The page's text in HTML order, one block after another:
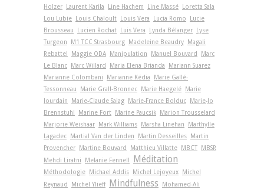
Holzer
Laurent Karila Line Hachem Line Massé
Loretta Sala
Lou Lubie
Louis Chaloult Louis Vera Lucia Romo
Lucie
Brousseau
Lucien Rochat Luis Vera Lynda Bélanger
Lyse
Turgeon
M1 TCC Strasbourg Madeleine Beaudry
Magali
Rebattel
Maggie ODA Manipulation Manuel Bouvard
Marc
Le Blanc
Marc Willard Maria Elena Brianda
Mariann Suarez
Marianne Colombani
Marianne Kédia
Marie Gallé-
Tessonneau
Marie Grall-Bronnec Marie Haegelé
Marie
Jourdain
Marie-Claude Saiag Marie-France Bolduc
Marie-Jo
Brennstuhl
Marine Fort Marine Paucsik
Marion Trousselard
Marjorie Weishaar
Mark Williams Marsha Linehan
Marthylle
Lagadec
Martial Van der Linden Martin Desseilles
Martin
Provencher
Martine Bouvard Matthieu Villatte MBCT
MBSR
Mehdi Liratni
Melanie Fennell Méditation
Méthodologie Michael Addis Michel Lejoyeux
Michel
Reynaud
Michel Ylieff Mindfulness
Mohamed-Ali